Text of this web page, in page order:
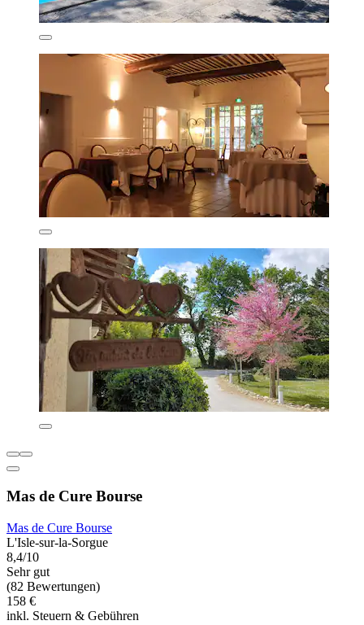
Mas de Cure Bourse
Mas de Cure Bourse
L'Isle-sur-la-Sorgue
8,4/10
Sehr gut
(82 Bewertungen)
158 €
inkl. Steuern & Gebühren